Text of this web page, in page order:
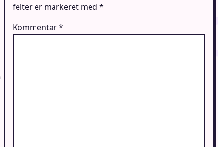
felter er markeret med *
Kommentar*